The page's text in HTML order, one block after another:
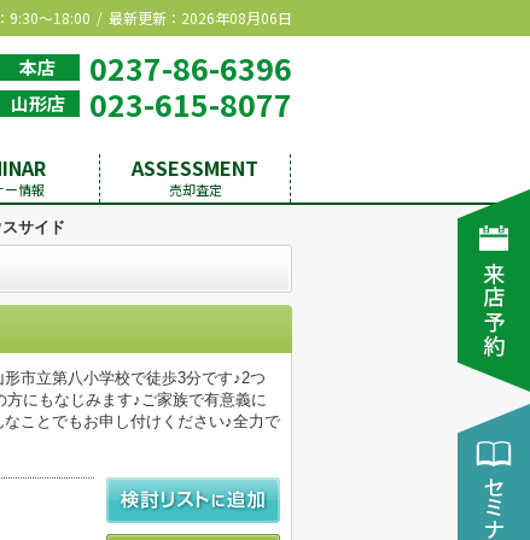
9:30～18:00 最新更新：2026年08月06日
本店 0237-86-6396
山形店 023-615-8077
ー情報
ASSESSMENT
売却査定
サイド
市立第八小学校で徒歩3分です♪2つ
にもなじみます♪ご家族で有意義に
ことでもお申し付けください♪全力で